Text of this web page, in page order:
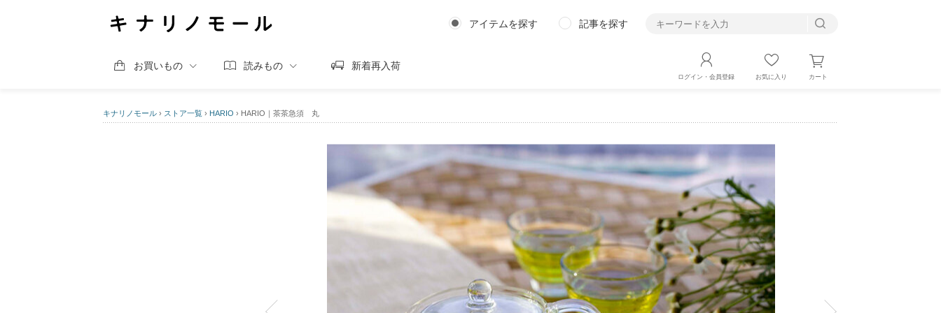
アイテムを探す 記事を探す
お買いもの 読みもの 新着再入荷
ログイン・会員登録 お気に入り カート
キナリノモール › ストア一覧 › HARIO › HARIO｜茶茶急須 丸